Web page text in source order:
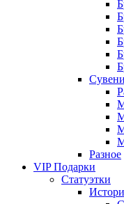
Разное
VIP Подарки
Статуэтки